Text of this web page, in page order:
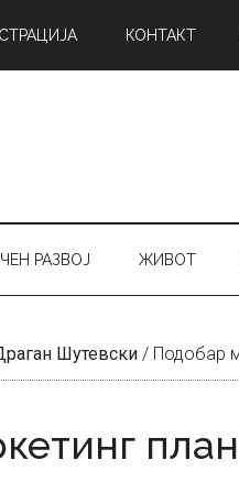
КОНТАКТ
РАЗВОЈ ЖИВОТ
Шутевски / Подобар